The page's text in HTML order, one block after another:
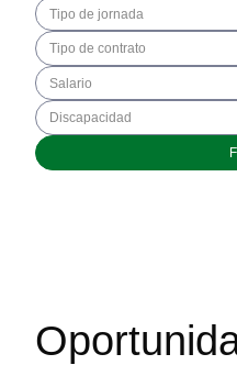
Tipo de jornada
Tipo de contrato
Salario
Discapacidad